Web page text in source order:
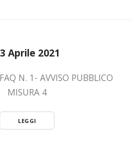
Aprile 2021
N. 1- AVVISO PUBBLICO
MISURA 4
LEGGI